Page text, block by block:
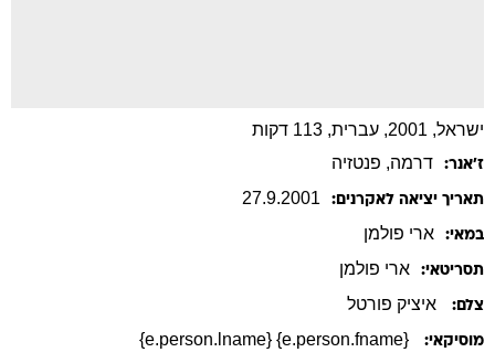
ישראל, 2001, עברית, 113 דקות
ז׳אנר: דרמה, פנטזיה
תאריך יציאה לאקרנים: 27.9.2001
במאי: ארי פולמן
תסריטאי: ארי פולמן
צלם: איציק פורטל
מוסיקאי: {e.person.fname} {e.person.lname}